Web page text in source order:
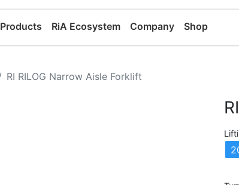
Products RiA Ecosystem Company Shop
RI RILOG Narrow Aisle Forklift